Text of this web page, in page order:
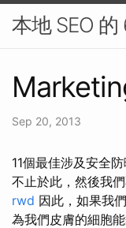
本地 SEO
Sep 20, 2013
11個最佳涉及安全
不止於此，然後我
rwd 因此，如果我
為我們皮膚的細胞